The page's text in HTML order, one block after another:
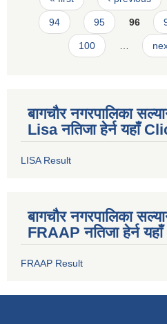
94 95 96
100
बागचौर नगरपालिका
Lisa नतिजा हेर्न यहाँ
LISA Result
बागचौर नगरपालिका
FRAAP नतिजा हेर्न
FRAAP Result